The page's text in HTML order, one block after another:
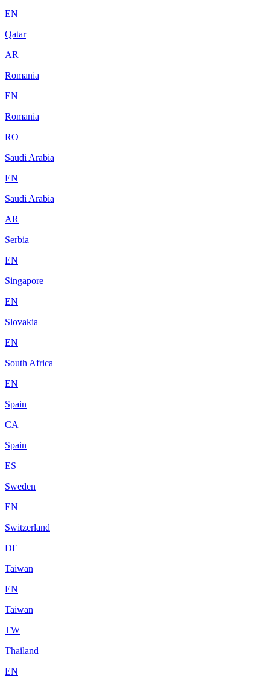
EN
Qatar
AR
Romania
EN
Romania
RO
Saudi Arabia
EN
Saudi Arabia
AR
Serbia
EN
Singapore
EN
Slovakia
EN
South Africa
EN
Spain
CA
Spain
ES
Sweden
EN
Switzerland
DE
Taiwan
EN
Taiwan
TW
Thailand
EN